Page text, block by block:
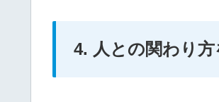
4. 人との関わり方